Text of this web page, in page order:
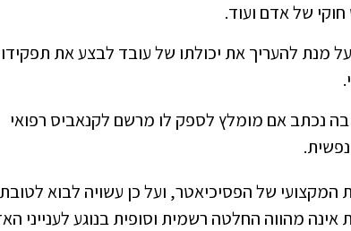
חוקי של אדם ועוד.
מנת להעריך את יכולתו של עובד לבצע את תפקידו
נכתב אם מומלץ לספק לו מרשם לקנאביס רפואי
המקצועי של הפסיכיאטר, ועל כן עשויה לבוא לטובת
מהווה החלטה רשמית וסופית בנוגע לענייני